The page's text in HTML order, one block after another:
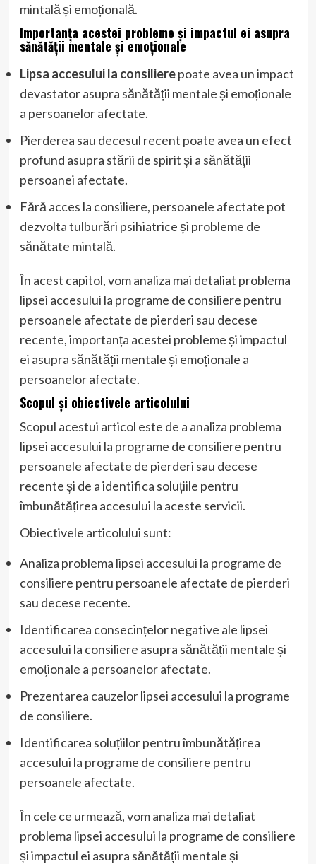
mintală și emoțională.
Importanța acestei probleme și impactul ei asupra
sănătății mentale și emoționale
Lipsa accesului la consilierepoate avea un impact
devastator asupra sănătății mentale și emoționale
a persoanelor afectate.
Pierderea sau decesul recent poate avea un efect
profund asupra stării de spirit și a sănătății
persoanei afectate.
Fără acces la consiliere, persoanele afectate pot
dezvolta tulburări psihiatrice și probleme de
sănătate mintală.
În acest capitol, vom analiza mai detaliat problema
lipsei accesului la programe de consiliere pentru
persoanele afectate de pierderi sau decese
recente, importanța acestei probleme și impactul
ei asupra sănătății mentale și emoționale a
persoanelor afectate.
Scopul și obiectivele articolului
Scopul acestui articol este de a analiza problema
lipsei accesului la programe de consiliere pentru
persoanele afectate de pierderi sau decese
recente și de a identifica soluțiile pentru
îmbunătățirea accesului la aceste servicii.
Obiectivele articolului sunt:
Analiza problema lipsei accesului la programe de
consiliere pentru persoanele afectate de pierderi
sau decese recente.
Identificarea consecințelor negative ale lipsei
accesului la consiliere asupra sănătății mentale și
emoționale a persoanelor afectate.
Prezentarea cauzelor lipsei accesului la programe
de consiliere.
Identificarea soluțiilor pentru îmbunătățirea
accesului la programe de consiliere pentru
persoanele afectate.
În cele ce urmează, vom analiza mai detaliat
problema lipsei accesului la programe de consiliere
și impactul ei asupra sănătății mentale și